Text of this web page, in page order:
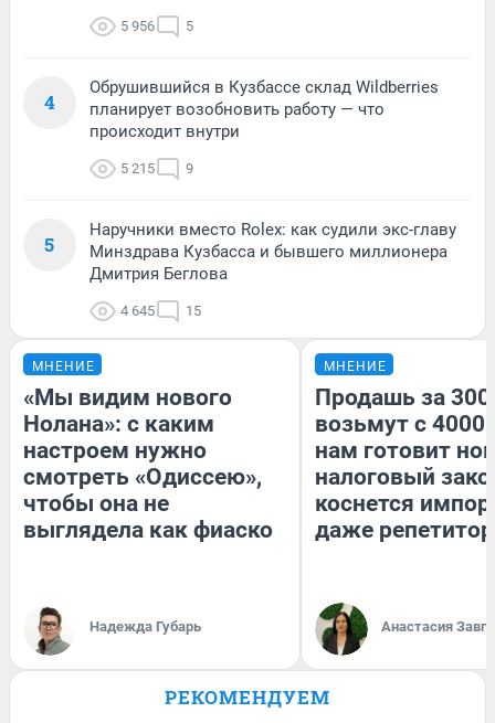
5 956 5
4
Обрушившийся в Кузбассе склад Wildberries
планирует возобновить работу — что
происходит внутри
5 215 9
5
Наручники вместо Rolex: как судили экс-главу
Минздрава Кузбасса и бывшего миллионера
Дмитрия Беглова
4 645 15
МНЕНИЕ
«Мы видим нового
Нолана»: с каким
настроем нужно
смотреть «Одиссею»,
чтобы она не
выглядела как фиаско
Надежда Губарь
МНЕНИЕ
Продашь за
возьмут с
нам готовит
налоговый
коснется
даже
Анастасия
РЕКОМЕНДУЕМ